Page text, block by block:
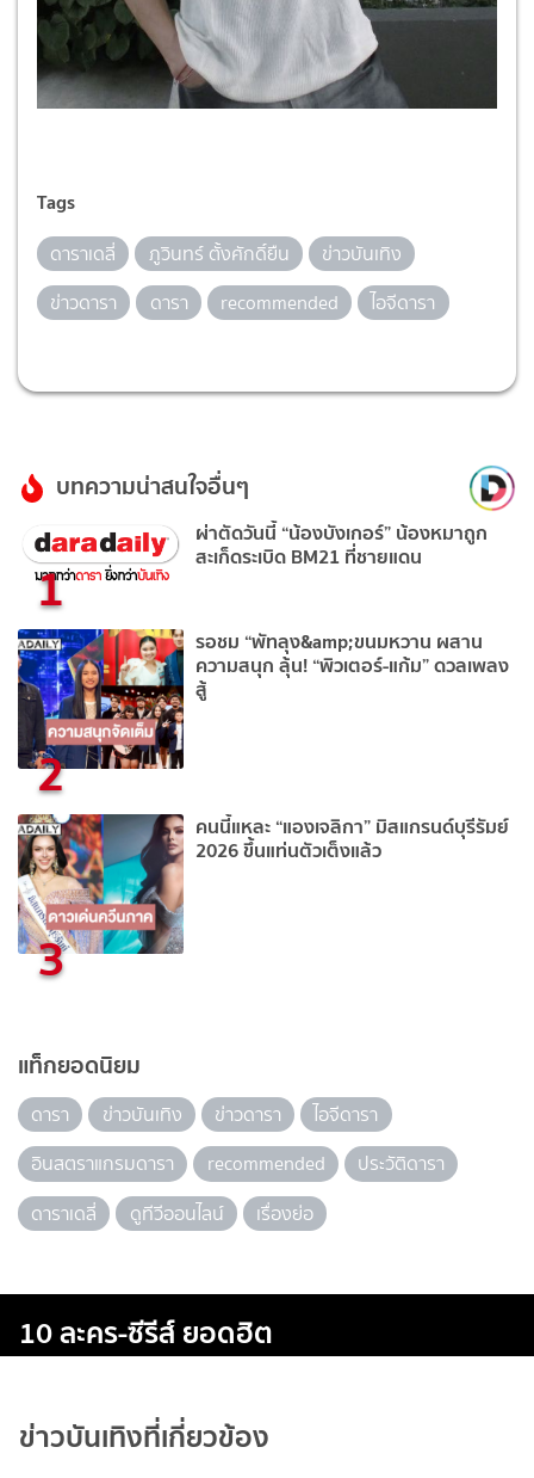
Tags
ดาราเดลี่ ภูวินทร์ ตั้งศักดิ์ยืน
ข่าวบันเทิง
ข่าวดารา
ดารา recommended ไอจีดารา
บทความน่าสนใจอื่นๆ
1
ผ่าตัดวันนี้ “น้องบังเกอร์” น้องหมาถูก
สะเก็ดระเบิด BM21 ที่ชายแดน
2
รอชม “พัทลุง&amp;ขนมหวาน ผสาน
ความสนุก ลุ้น! “พิวเตอร์-แก้ม” ดวลเพลง
สู้
3
คนนี้แหละ “แองเจลิกา” มิสแกรนด์บุรีรัมย์
2026 ขึ้นแท่นตัวเต็งแล้ว
แท็กยอดนิยม
ดารา ข่าวบันเทิง ข่าวดารา
ไอจีดารา
อินสตราแกรมดารา
recommended
ประวัติดารา
ดาราเดลี่
ดูทีวีออนไลน์ เรื่องย่อ
10 ละคร-ซีรีส์ ยอดฮิต
ข่าวบันเทิงที่เกี่ยวข้อง